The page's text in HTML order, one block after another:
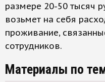
размере 20-50 тысяч
возьмет на себя
проживание,
сотрудников.
Материалы по